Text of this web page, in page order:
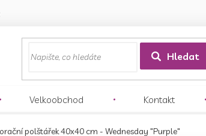
Hledat
Velkoobchod Kontakt
polštářek 40x40 cm - Wednesday "Purple"